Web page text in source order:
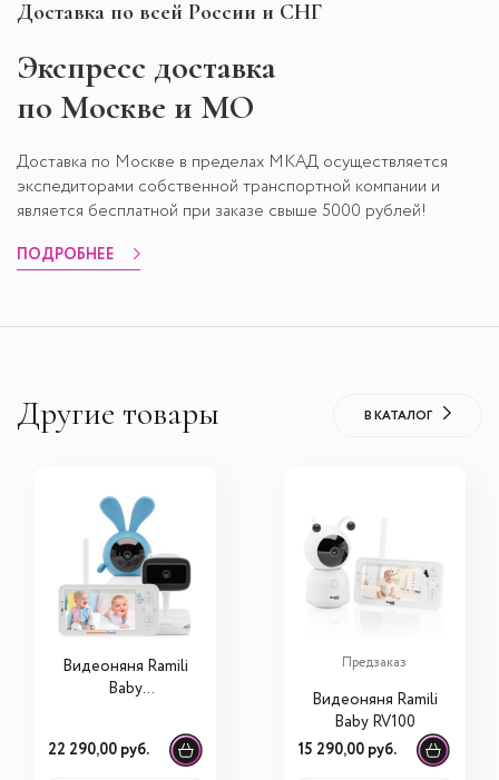
Доставка по всей России и СНГ
Экспресс доставка
по Москве и МО
Доставка по Москве в пределах МКАД осуществляется
экспедиторами собственной транспортной компании и
является бесплатной при заказе свыше 5000 рублей!
ПОДРОБНЕЕ
Другие товары В КАТАЛОГ
Видеоняня Ramili
Baby
Малышарики, с
22 290,00 руб.
Предзаказ
Видеоняня Ramili
Baby RV100
15 290,00 руб.